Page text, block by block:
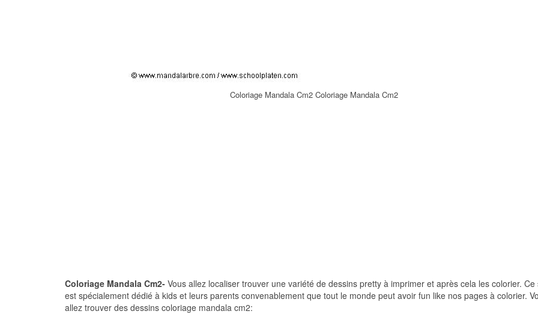
Coloriage Mandala Cm2 Coloriage Mandala Cm2
Coloriage Mandala Cm2- Vous allez localiser trouver une variété de dessins pretty à imprimer et après cela les colorier. Ce
est spécialement dédié à kids et leurs parents convenablement que tout le monde peut avoir fun like nos pages à colorier.
allez trouver des dessins coloriage mandala cm2: